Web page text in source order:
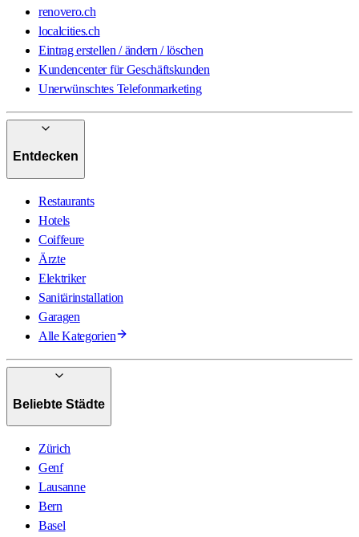
renovero.ch
localcities.ch
Eintrag erstellen / ändern / löschen
Kundencenter für Geschäftskunden
Unerwünschtes Telefonmarketing
Entdecken
Restaurants
Hotels
Coiffeure
Ärzte
Elektriker
Sanitärinstallation
Garagen
Alle Kategorien
Beliebte Städte
Zürich
Genf
Lausanne
Bern
Basel